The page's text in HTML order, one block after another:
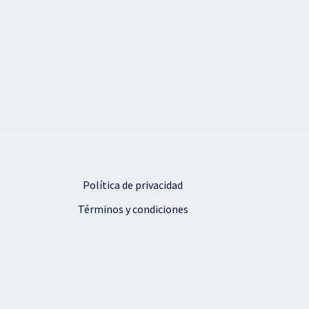
Política de privacidad
Términos y condiciones